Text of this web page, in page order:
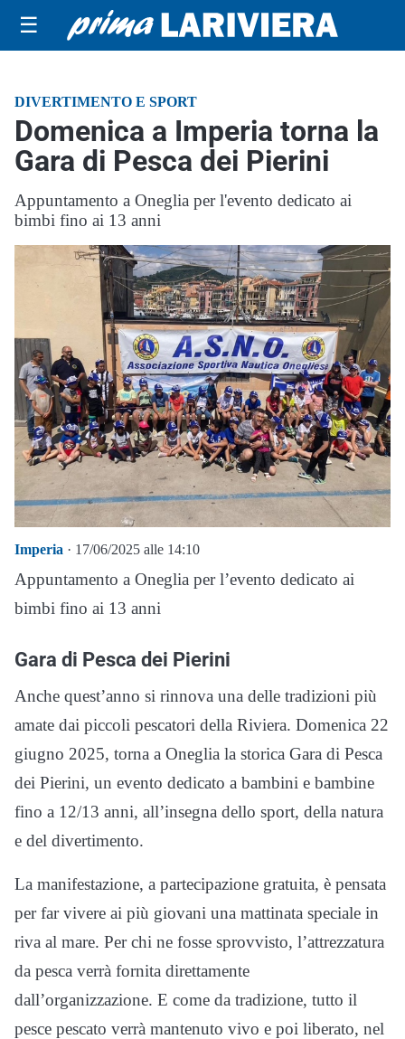
☰
DIVERTIMENTO E SPORT
Domenica a Imperia torna la
Gara di Pesca dei Pierini
Appuntamento a Oneglia per l'evento dedicato ai
bimbi fino ai 13 anni
Imperia · 17/06/2025 alle 14:10
Appuntamento a Oneglia per l’evento dedicato ai
bimbi fino ai 13 anni
Gara di Pesca dei Pierini
Anche quest’anno si rinnova una delle tradizioni più
amate dai piccoli pescatori della Riviera. Domenica 22
giugno 2025, torna a Oneglia la storica Gara di Pesca
dei Pierini, un evento dedicato a bambini e bambine
fino a 12/13 anni, all’insegna dello sport, della natura
e del divertimento.
La manifestazione, a partecipazione gratuita, è pensata
per far vivere ai più giovani una mattinata speciale in
riva al mare. Per chi ne fosse sprovvisto, l’attrezzatura
da pesca verrà fornita direttamente
dall’organizzazione. E come da tradizione, tutto il
pesce pescato verrà mantenuto vivo e poi liberato, nel